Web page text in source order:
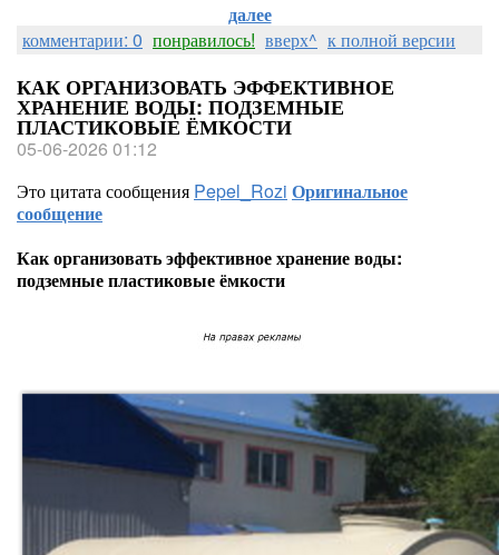
далее
комментарии: 0 понравилось! вверх^ к полной версии
КАК ОРГАНИЗОВАТЬ ЭФФЕКТИВНОЕ
ХРАНЕНИЕ ВОДЫ: ПОДЗЕМНЫЕ
ПЛАСТИКОВЫЕ ЁМКОСТИ
05-06-2026 01:12
Это цитата сообщения Pepel_Rozi Оригинальное
сообщение
Как организовать эффективное хранение воды:
подземные пластиковые ёмкости